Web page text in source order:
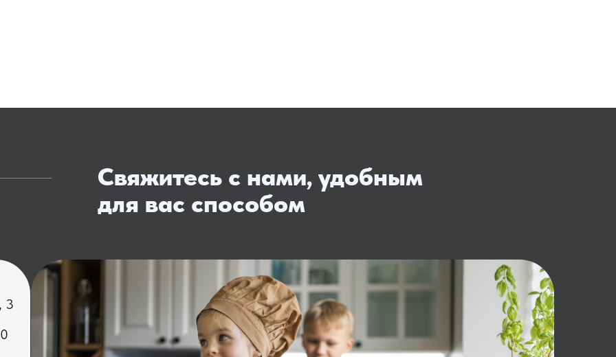
Свяжитесь с нами, удобным
для вас способом
3